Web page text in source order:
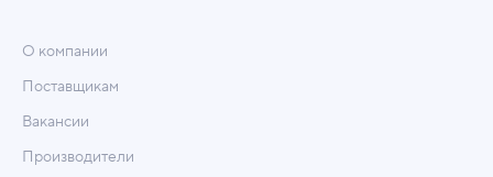
О компании
Поставщикам
Вакансии
Производители